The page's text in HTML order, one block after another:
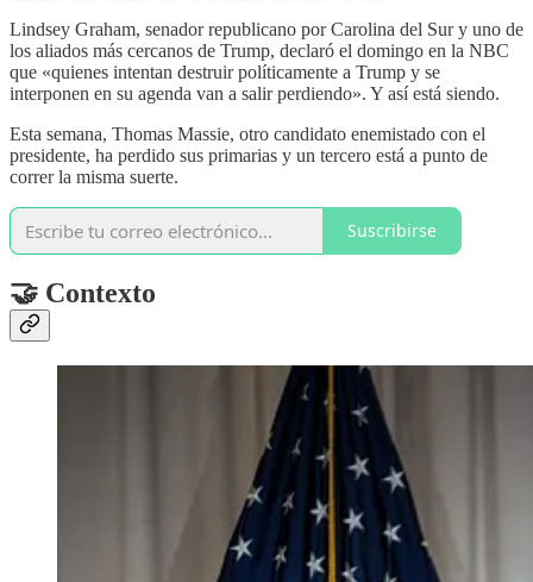
Lindsey Graham, senador republicano por Carolina del Sur y uno de
los aliados más cercanos de Trump, declaró el domingo en la NBC
que «quienes intentan destruir políticamente a Trump y se
interponen en su agenda van a salir perdiendo». Y así está siendo.
Esta semana, Thomas Massie, otro candidato enemistado con el
presidente, ha perdido sus primarias y un tercero está a punto de
correr la misma suerte.
Suscribirse
🤝 Contexto